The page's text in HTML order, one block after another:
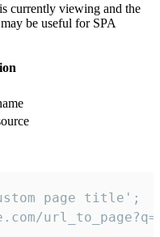
currently viewing and the
be useful for SPA
page title';